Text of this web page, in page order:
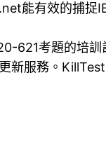
能有效的捕捉
621考題的培訓
新服務。